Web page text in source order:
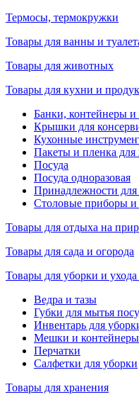
Термосы, термокружки
Товары для ванны и
Товары для животных
Товары для кухни и
Банки, контейнеры и
Крышки для
Кухонные
Пакеты и пленка для
Посуда
Посуда одноразовая
Принадлежности
Столовые приборы
Товары для отдыха на
Товары для сада и огорода
Товары для уборки и
Ведра и тазы
Губки для мытья
Инвентарь для
Мешки и контейнеры
Перчатки
Салфетки для уборки
Товары для хранения